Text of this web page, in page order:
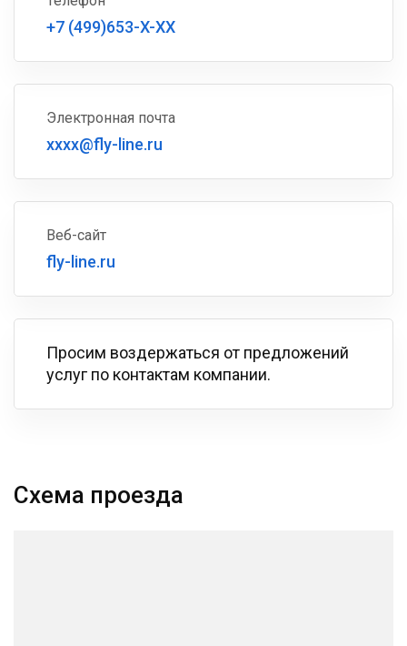
+7 (499)653-X-XX
Электронная почта
xxxx@fly-line.ru
Веб-сайт
fly-line.ru
Просим воздержаться от предложений
услуг по контактам компании.
Схема проезда